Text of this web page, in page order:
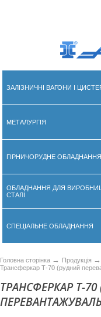
ЗАЛІЗНИЧНІ ВАГОНИ І
МЕТАЛУРГІЯ
ГІРНИЧОРУДНЕ ОБЛАДНАННЯ
ОБЛАДНАННЯ ДЛЯ
СТАЛІ
СПЕЦІАЛЬНЕ ОБЛАДНАННЯ
Головна сторінка → Продукція →
Трансферкар Т-70 (рудний
ТРАНСФЕРКАР Т-